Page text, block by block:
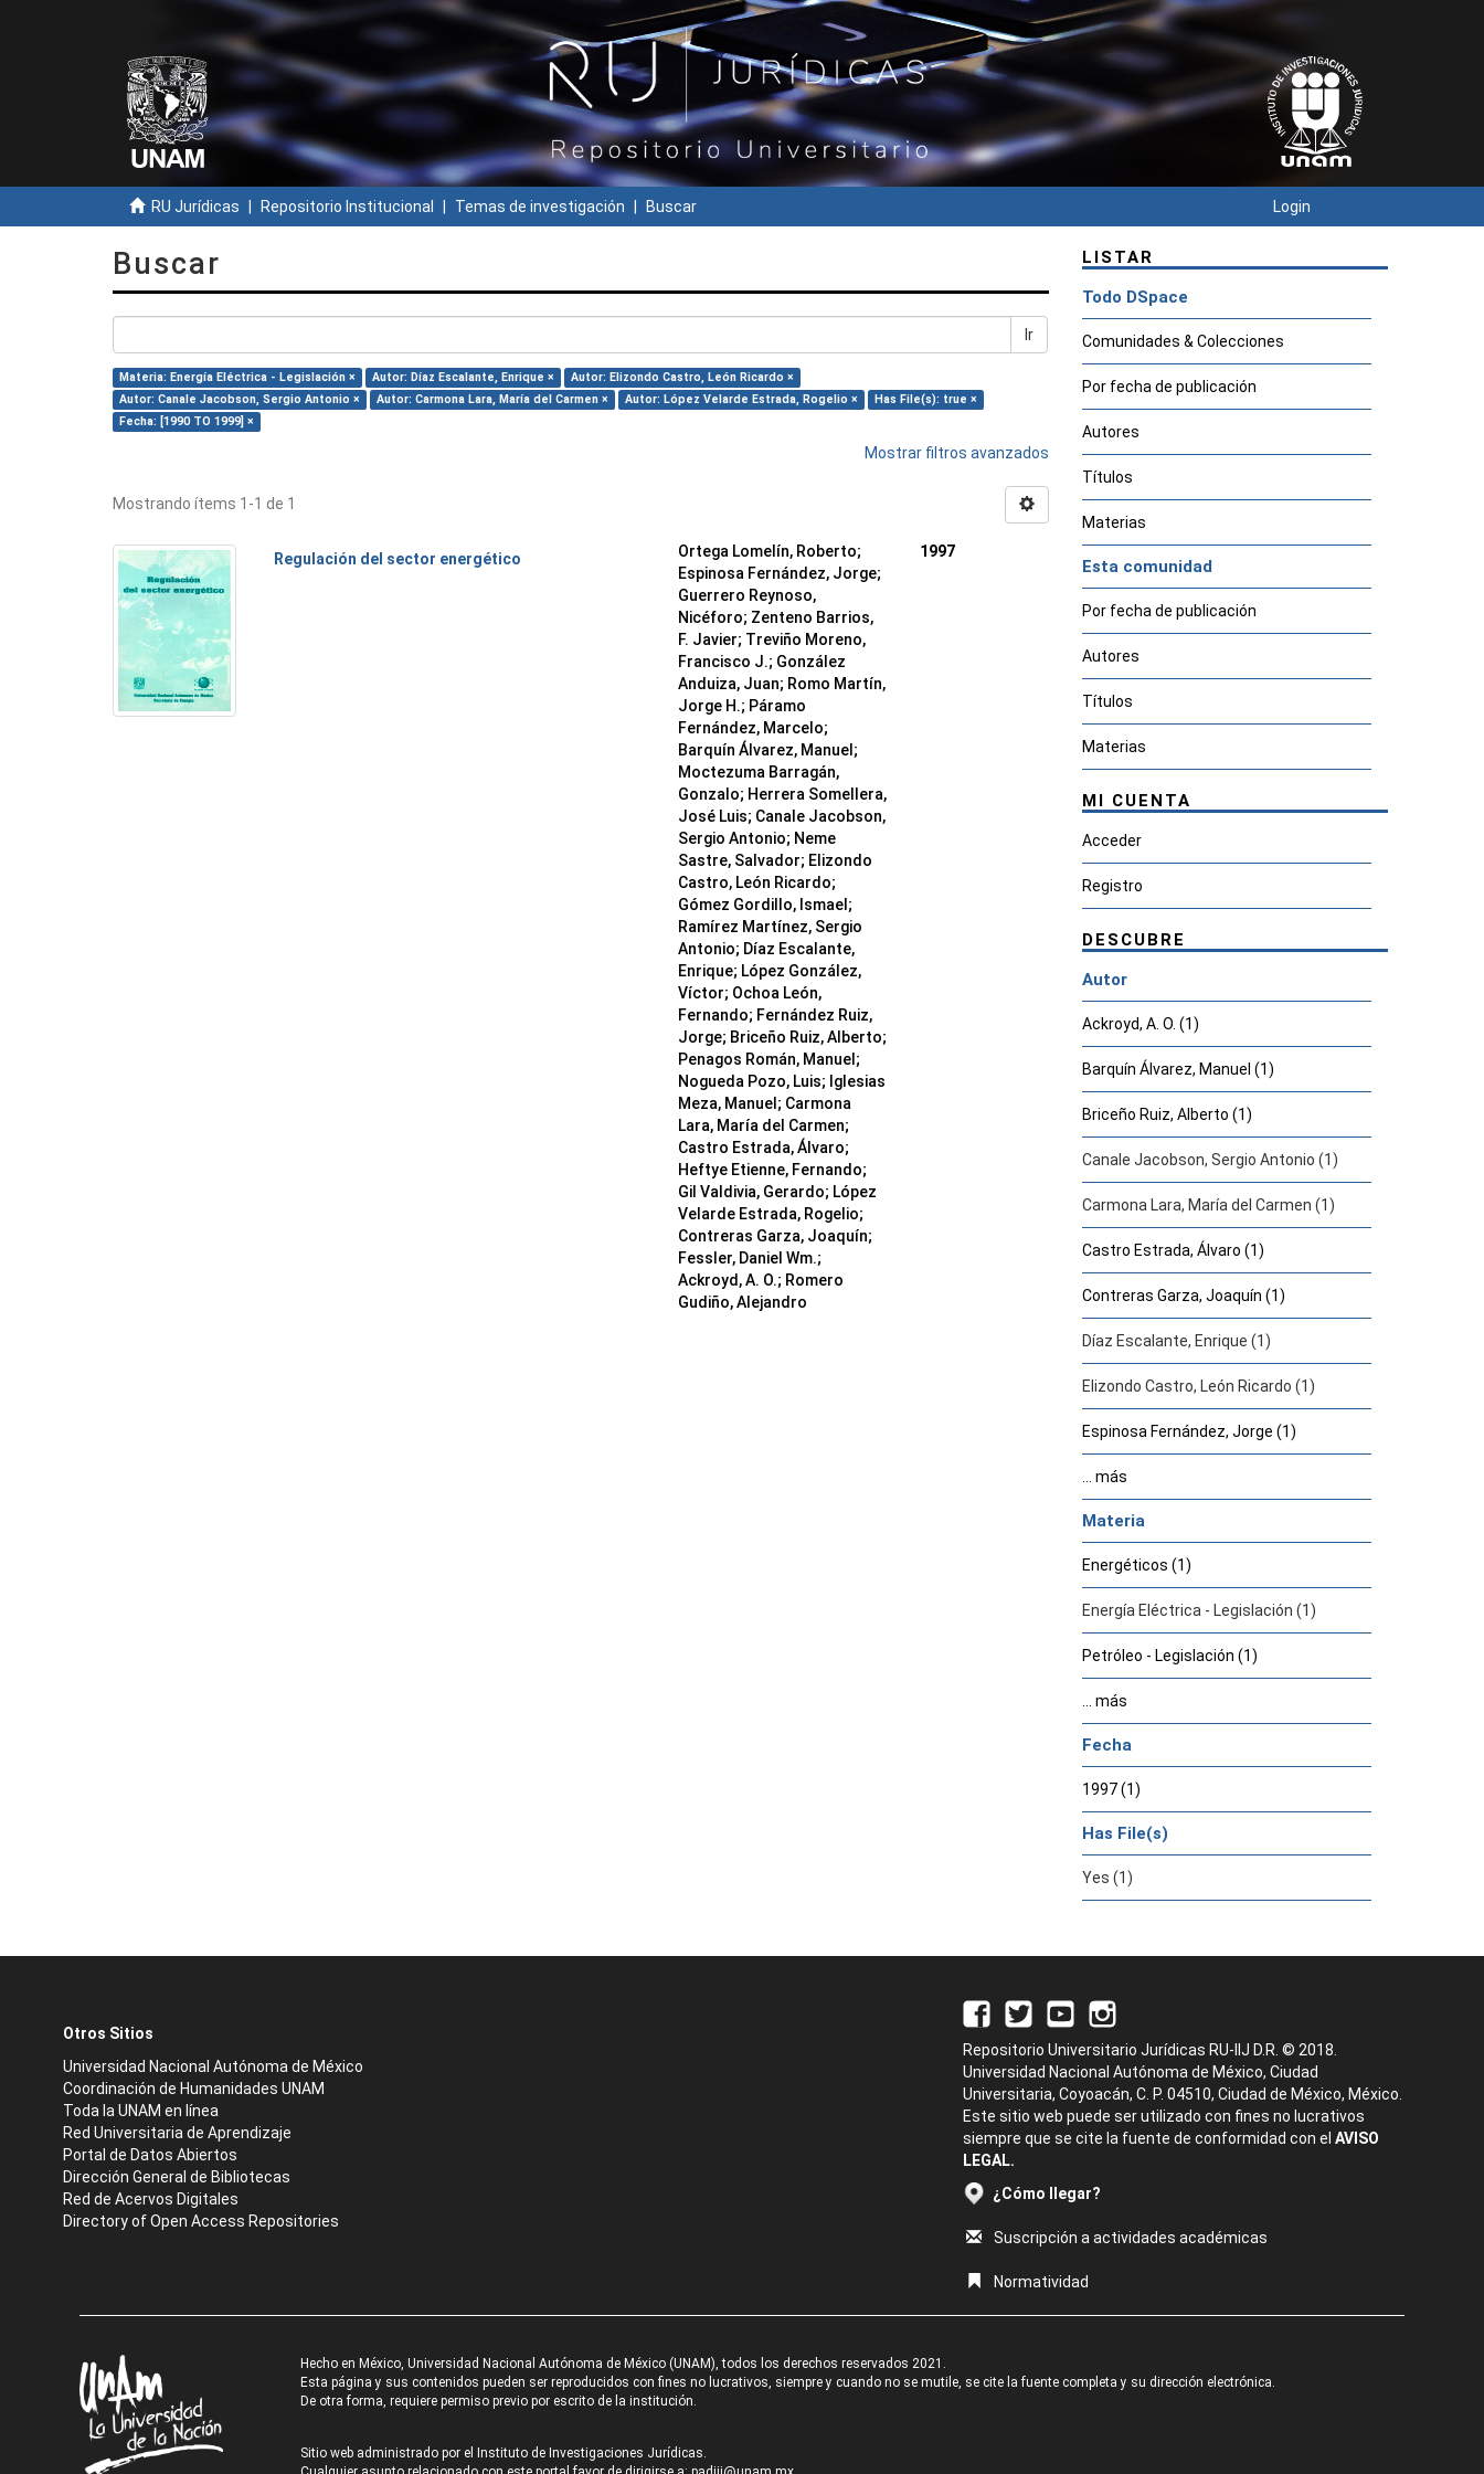
RU Jurídicas Repositorio Institucional Temas de investigación Buscar Login
Buscar
Ir
Materia: Energía Eléctrica - Legislación × Autor: Díaz Escalante, Enrique ×
Autor: Elizondo Castro, León Ricardo ×
Autor: Canale Jacobson, Sergio Antonio ×
Autor: Carmona Lara, María del Carmen × Autor: López Velarde Estrada, Rogelio ×
Has File(s): true ×
Fecha: [1990 TO 1999] ×
Mostrar filtros avanzados
Mostrando ítems 1-1 de 1
Regulación del sector energético
Ortega Lomelín, Roberto;
Espinosa Fernández, Jorge;
Guerrero Reynoso,
Nicéforo; Zenteno Barrios,
F. Javier; Treviño Moreno,
Francisco J.; González
Anduiza, Juan; Romo Martín,
Jorge H.; Páramo
Fernández, Marcelo;
Barquín Álvarez, Manuel;
Moctezuma Barragán,
Gonzalo; Herrera Somellera,
José Luis; Canale Jacobson,
Sergio Antonio; Neme
Sastre, Salvador; Elizondo
Castro, León Ricardo;
Gómez Gordillo, Ismael;
Ramírez Martínez, Sergio
Antonio; Díaz Escalante,
Enrique; López González,
Víctor; Ochoa León,
Fernando; Fernández Ruiz,
Jorge; Briceño Ruiz, Alberto;
Penagos Román, Manuel;
Nogueda Pozo, Luis; Iglesias
Meza, Manuel; Carmona
Lara, María del Carmen;
Castro Estrada, Álvaro;
Heftye Etienne, Fernando;
Gil Valdivia, Gerardo; López
Velarde Estrada, Rogelio;
Contreras Garza, Joaquín;
Fessler, Daniel Wm.;
Ackroyd, A. O.; Romero
Gudiño, Alejandro
1997
LISTAR
Todo DSpace
Comunidades & Colecciones
Por fecha de publicación
Autores
Títulos
Materias
Esta comunidad
Por fecha de publicación
Autores
Títulos
Materias
MI CUENTA
Acceder
Registro
DESCUBRE
Autor
Ackroyd, A. O. (1)
Barquín Álvarez, Manuel (1)
Briceño Ruiz, Alberto (1)
Canale Jacobson, Sergio Antonio (1)
Carmona Lara, María del Carmen (1)
Castro Estrada, Álvaro (1)
Contreras Garza, Joaquín (1)
Díaz Escalante, Enrique (1)
Elizondo Castro, León Ricardo (1)
Espinosa Fernández, Jorge (1)
... más
Materia
Energéticos (1)
Energía Eléctrica - Legislación (1)
Petróleo - Legislación (1)
... más
Fecha
1997 (1)
Has File(s)
Yes (1)
Otros Sitios
Universidad Nacional Autónoma de México
Coordinación de Humanidades UNAM
Toda la UNAM en línea
Red Universitaria de Aprendizaje
Portal de Datos Abiertos
Dirección General de Bibliotecas
Red de Acervos Digitales
Directory of Open Access Repositories
Repositorio Universitario Jurídicas RU-IIJ D.R. © 2018.
Universidad Nacional Autónoma de México, Ciudad
Universitaria, Coyoacán, C. P. 04510, Ciudad de México, México.
Este sitio web puede ser utilizado con fines no lucrativos
siempre que se cite la fuente de conformidad con el AVISO
LEGAL.
¿Cómo llegar?
Suscripción a actividades académicas
Normatividad
Hecho en México, Universidad Nacional Autónoma de México (UNAM), todos los derechos reservados 2021.
Esta página y sus contenidos pueden ser reproducidos con fines no lucrativos, siempre y cuando no se mutile, se cite la fuente completa y su dirección electrónica.
De otra forma, requiere permiso previo por escrito de la institución.
Sitio web administrado por el Instituto de Investigaciones Jurídicas.